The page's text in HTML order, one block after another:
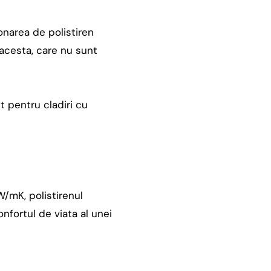
de polistiren
care nu sunt
pentru cladiri cu
mK, polistirenul
de viata al unei